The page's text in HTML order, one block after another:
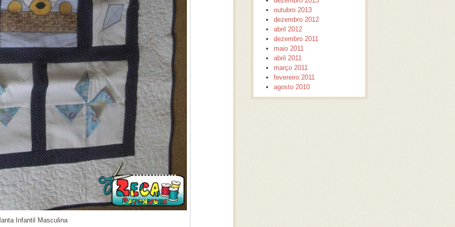
Infantil Masculina
outubro 2013
dezembro 2012
abril 2012
dezembro 2011
maio 2011
abril 2011
março 2011
fevereiro 2011
agosto 2010